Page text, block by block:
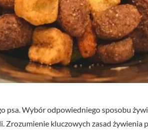
psa. Wybór odpowiedniego sposobu
kluczowych zasad żywienia